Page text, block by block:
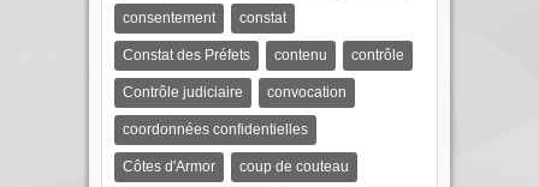
consentement constat
Constat des Préfets contenu contrôle
Contrôle judiciaire convocation
coordonnées confidentielles
Côtes d'Armor coup de couteau